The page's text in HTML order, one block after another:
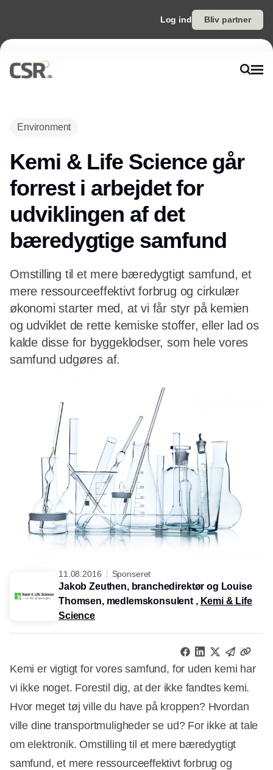
Log ind Bliv partner
Environment
Kemi & Life Science går
forrest i arbejdet for
udviklingen af det
bæredygtige samfund
Omstilling til et mere bæredygtigt samfund, et
mere ressourceeffektivt forbrug og cirkulær
økonomi starter med, at vi får styr på kemien
og udviklet de rette kemiske stoffer, eller lad os
kalde disse for byggeklodser, som hele vores
samfund udgøres af.
11.08.2016 Sponseret
Jakob Zeuthen, branchedirektør og Louise
Thomsen, medlemskonsulent , Kemi & Life
Science
Kemi er vigtigt for vores samfund, for uden kemi har
vi ikke noget. Forestil dig, at der ikke fandtes kemi.
Hvor meget tøj ville du have på kroppen? Hvordan
ville dine transportmuligheder se ud? For ikke at tale
om elektronik. Omstilling til et mere bæredygtigt
samfund, et mere ressourceeffektivt forbrug og